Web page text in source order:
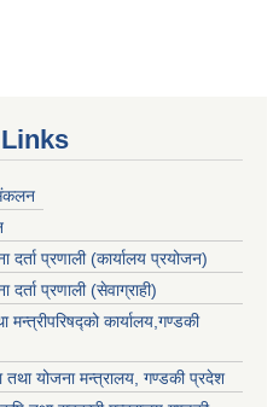
प्रणाली (कार्यालय प्रयोजन)
प्रणाली (सेवाग्राही)
मन्त्रीपरिषद्को कार्यालय,गण्डकी
तथा योजना मन्त्रालय, गण्डकी प्रदेश